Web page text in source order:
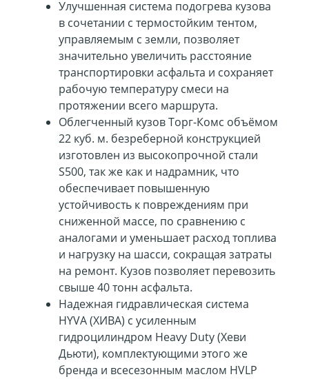
Улучшенная система подогрева кузова
в сочетании с термостойким тентом,
управляемым с земли, позволяет
значительно увеличить расстояние
транспортировки асфальта и сохраняет
рабочую температуру смеси на
протяжении всего маршрута.
Облегченный кузов Торг-Комс объёмом
22 куб. м. безреберной конструкцией
изготовлен из высокопрочной стали
S500, так же как и надрамник, что
обеспечивает повышенную
устойчивость к повреждениям при
сниженной массе, по сравнению с
аналогами и уменьшает расход топлива
и нагрузку на шасси, сокращая затраты
на ремонт. Кузов позволяет перевозить
свыше 40 тонн асфальта.
Надежная гидравлическая система
HYVA (ХИВА) с усиленным
гидроцилиндром Heavy Duty (Хеви
Дьюти), комплектующими этого же
бренда и всесезонным маслом HVLP